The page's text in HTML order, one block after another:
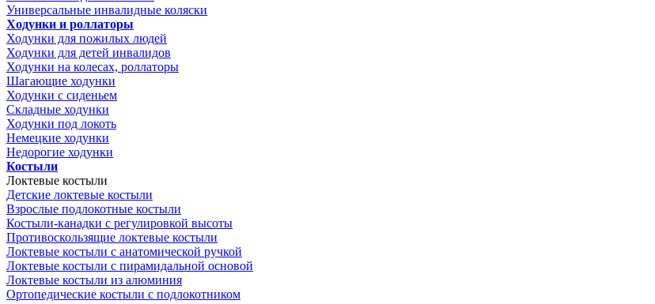
Универсальные инвалидные коляски
Ходунки и роллаторы
Ходунки для пожилых людей
Ходунки для детей инвалидов
Ходунки на колесах, роллаторы
Шагающие ходунки
Ходунки с сиденьем
Складные ходунки
Ходунки под локоть
Немецкие ходунки
Недорогие ходунки
Костыли
Локтевые костыли
Детские локтевые костыли
Взрослые подлокотные костыли
Костыли-канадки с регулировкой высоты
Противоскользящие локтевые костыли
Локтевые костыли с анатомической ручкой
Локтевые костыли с пирамидальной основой
Локтевые костыли из алюминия
Ортопедические костыли с подлокотником